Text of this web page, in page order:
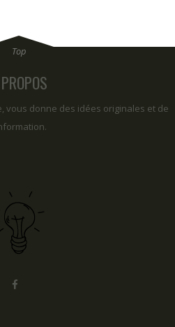
vous donne des idées originales et de